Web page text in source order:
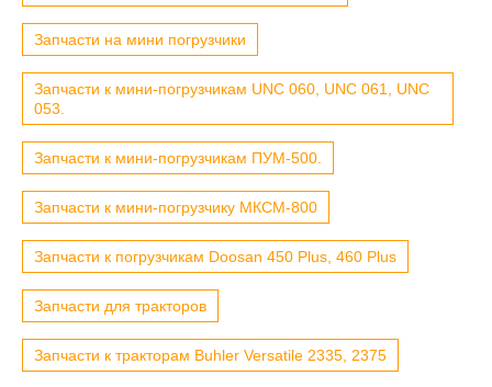
Запчасти на мини погрузчики
Запчасти к мини-погрузчикам UNC 060, UNC 061, UNC
053.
Запчасти к мини-погрузчикам ПУМ-500.
Запчасти к мини-погрузчику МКСМ-800
Запчасти к погрузчикам Doosan 450 Plus, 460 Plus
Запчасти для тракторов
Запчасти к тракторам Buhler Versatile 2335, 2375